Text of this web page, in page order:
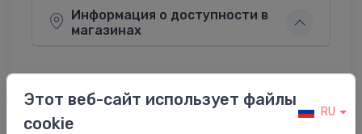
Информация о доступности в
магазинах
Поделиться:
Этот веб-сайт использует файлы
cookie
RU